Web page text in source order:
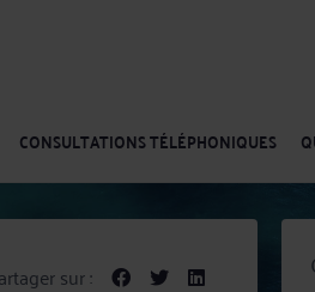
CONSULTATIONS TÉLÉPHONIQUES
sur :